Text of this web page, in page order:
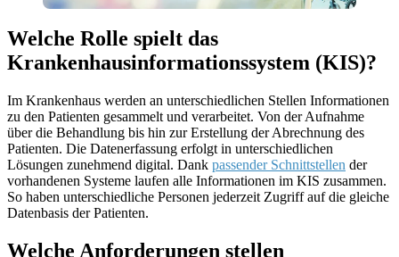
Welche Rolle spielt das
Krankenhausinformationssystem (KIS)?
Im Krankenhaus werden an unterschiedlichen Stellen Informationen
zu den Patienten gesammelt und verarbeitet. Von der Aufnahme
über die Behandlung bis hin zur Erstellung der Abrechnung des
Patienten. Die Datenerfassung erfolgt in unterschiedlichen
Lösungen zunehmend digital. Dank passender Schnittstellen der
vorhandenen Systeme laufen alle Informationen im KIS zusammen.
So haben unterschiedliche Personen jederzeit Zugriff auf die gleiche
Datenbasis der Patienten.
Welche Anforderungen stellen